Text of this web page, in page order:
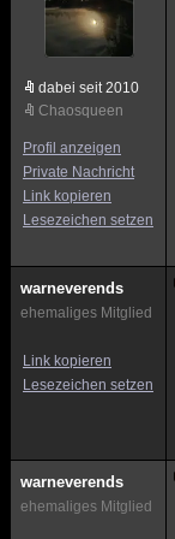
dabei seit 2010
Chaosqueen
Profil anzeigen
Private Nachricht
Link kopieren
Lesezeichen setzen
warneverends
ehemaliges Mitglied
Link kopieren
Lesezeichen setzen
warneverends
ehemaliges Mitglied